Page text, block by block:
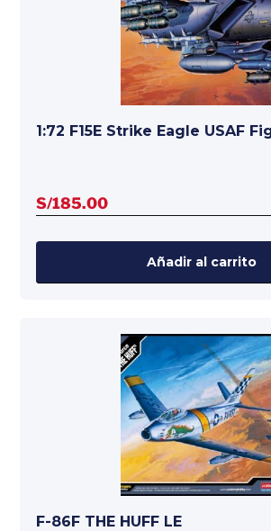
1:72 F15E Strike Eagle USAF
S/185.00
Añadir al carrito
F-86F THE HUFF LE